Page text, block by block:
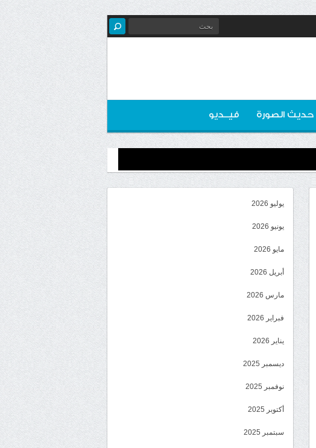
حديث الصورة فيــديو
يوليو 2026
يونيو 2026
مايو 2026
أبريل 2026
مارس 2026
فبراير 2026
يناير 2026
ديسمبر 2025
نوفمبر 2025
أكتوبر 2025
سبتمبر 2025